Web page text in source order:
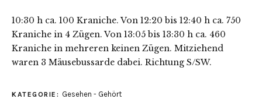
10:30 h ca. 100 Kraniche. Von 12:20 bis 12:40 h ca. 750
Kraniche in 4 Zügen. Von 13:05 bis 13:30 h ca. 460
Kraniche in mehreren keinen Zügen. Mitziehend
waren 3 Mäusebussarde dabei. Richtung S/SW.
KATEGORIE: Gesehen - Gehört